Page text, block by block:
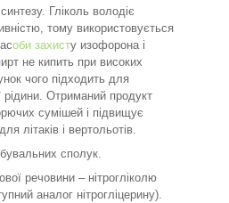
синтезу. Гліколь володіє
тому використовується
оби захисту изофорона і
не кипить при високих
чого підходить для
рідини. Отриманий продукт
сумішей і підвищує
літаків і вертольотів.
сполук.
речовини – нітрогліколю
аналог нітрогліцерину).